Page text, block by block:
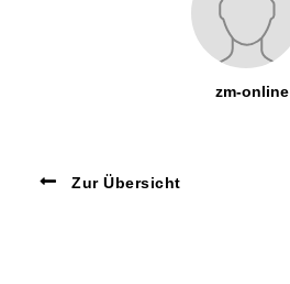
zm-online
Zur Übersicht